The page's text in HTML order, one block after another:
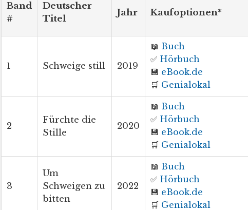
Band
#
Deutscher
Titel
Jahr Kaufoptionen*
1 Schweige still 2019
📖 Buch
✅ Hörbuch
💾 eBook.de
🛒 Genialokal
2
Fürchte die
Stille
2020
📖 Buch
✅ Hörbuch
💾 eBook.de
🛒 Genialokal
3
Um
Schweigen zu
bitten
2022
📖 Buch
✅ Hörbuch
💾 eBook.de
🛒 Genialokal